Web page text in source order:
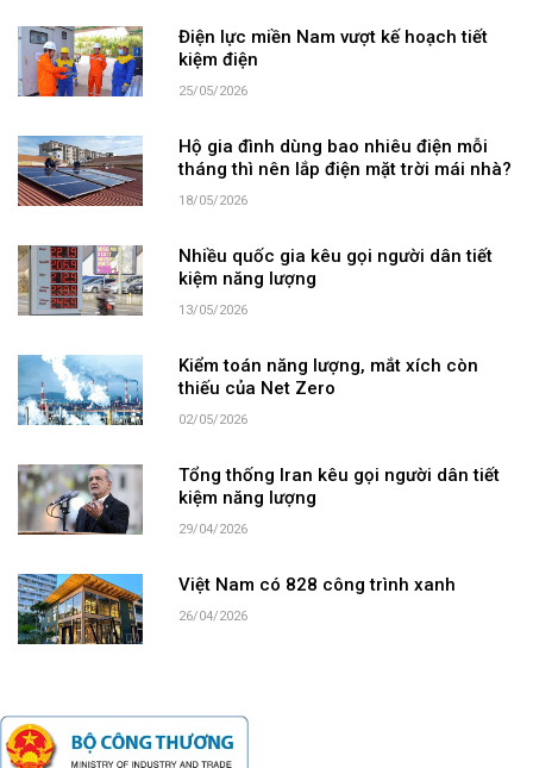
Điện lực miền Nam vượt kế hoạch tiết
kiệm điện
25/05/2026
Hộ gia đình dùng bao nhiêu điện mỗi
tháng thì nên lắp điện mặt trời mái nhà?
18/05/2026
Nhiều quốc gia kêu gọi người dân tiết
kiệm năng lượng
13/05/2026
Kiểm toán năng lượng, mắt xích còn
thiếu của Net Zero
02/05/2026
Tổng thống Iran kêu gọi người dân tiết
kiệm năng lượng
29/04/2026
Việt Nam có 828 công trình xanh
26/04/2026